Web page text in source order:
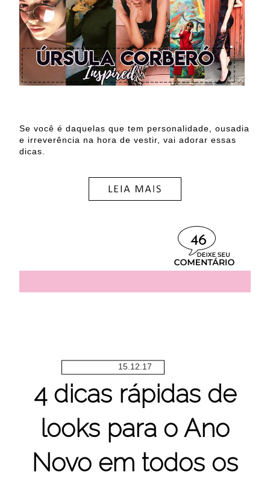
Se você é daquelas que tem personalidade, ousadia
e irreverência na hora de vestir, vai adorar essas
dicas.
46
15.12.17
4 dicas rápidas de
looks para o Ano
Novo em todos os